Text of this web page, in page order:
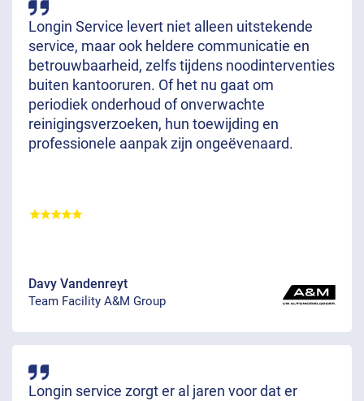
Longin Service levert niet alleen uitstekende
service, maar ook heldere communicatie en
betrouwbaarheid, zelfs tijdens noodinterventies
buiten kantooruren. Of het nu gaat om
periodiek onderhoud of onverwachte
reinigingsverzoeken, hun toewijding en
professionele aanpak zijn ongeëvenaard.
Davy Vandenreyt
Team Facility A&M Group
Longin service zorgt er al jaren voor dat er